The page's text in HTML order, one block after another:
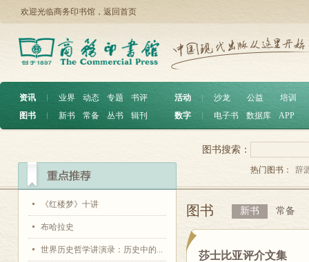
欢迎光临商务印书馆， 返回首页
资讯 ︱ 业界 动态 专题
书评
图书
︱ 新书 常备 丛书 辑刊
活动 沙龙 公益
培训
数字
电子书 数据库 APP
《红楼梦》十讲
布哈拉史
世界历史哲学讲演录：历史中的...
图书搜索：
热门图书： 辞
图书 新书 常备
莎士比亚评介文集